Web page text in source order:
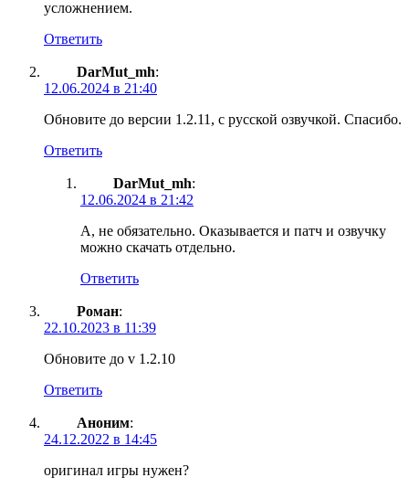
усложнением.
Ответить
DarMut_mh:
12.06.2024 в 21:40
Обновите до версии 1.2.11, с русской озвучкой. Спасибо.
Ответить
DarMut_mh:
12.06.2024 в 21:42
А, не обязательно. Оказывается и патч и озвучку
можно скачать отдельно.
Ответить
Роман:
22.10.2023 в 11:39
Обновите до v 1.2.10
Ответить
Аноним:
24.12.2022 в 14:45
оригинал игры нужен?